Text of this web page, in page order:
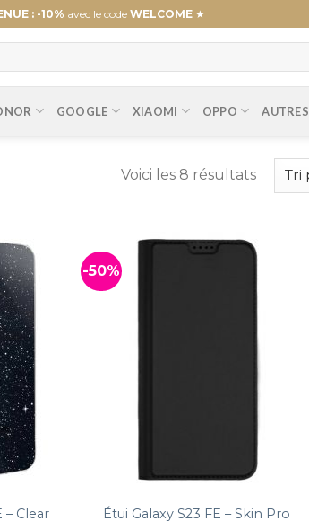
: -10% avec le code WELCOME★
GOOGLE XIAOMI OPPO AUTRES
Voici les 8 résultats
– Clear
-50%
Étui Galaxy S23 FE – Skin Pro